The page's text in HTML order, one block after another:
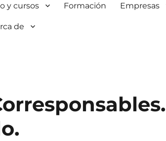
y cursos Formación Empresas
de